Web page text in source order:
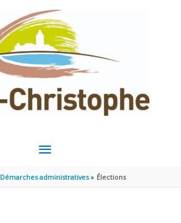
MENU
PRINCIPAL
Démarches administratives Élections